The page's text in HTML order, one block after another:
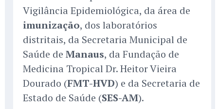
Vigilância Epidemiológica, da área de
imunização, dos laboratórios
distritais, da Secretaria Municipal de
Saúde de Manaus, da Fundação de
Medicina Tropical Dr. Heitor Vieira
Dourado (FMT-HVD) e da Secretaria de
Estado de Saúde (SES-AM).